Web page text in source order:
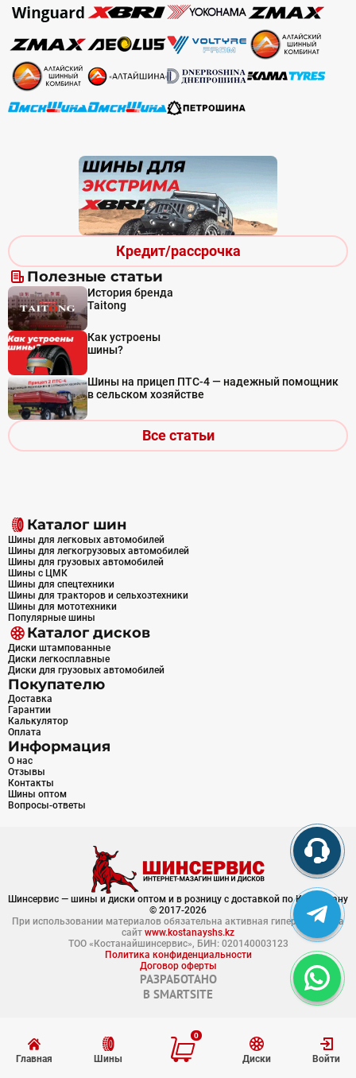
Главная Шины
0
Диски Войти
Кредит/рассрочка
Полезные статьи
История бренда
Taitong
Как устроены
шины?
Шины на прицеп ПТС-4 — надежный помощник
в сельском хозяйстве
Все статьи
Каталог шин
Шины для легковых автомобилей
Шины для легкогрузовых автомобилей
Шины для грузовых автомобилей
Шины с ЦМК
Шины для спецтехники
Шины для тракторов и сельхозтехники
Шины для мототехники
Популярные шины
Каталог дисков
Диски штампованные
Диски легкосплавные
Диски для грузовых автомобилей
Покупателю
Доставка
Гарантии
Калькулятор
Оплата
Информация
О нас
Отзывы
Контакты
Шины оптом
Вопросы-ответы
Шинсервис — шины и диски оптом и в розницу с доставкой по Казахстану
© 2017-2026
При использовании материалов обязательна активная гиперссылка на
сайт www.kostanayshs.kz
ТОО «Костанайшинсервис», БИН: 020140003123
Политика конфиденциальности
Договор оферты
РАЗРАБОТАНО
В SMARTSITE